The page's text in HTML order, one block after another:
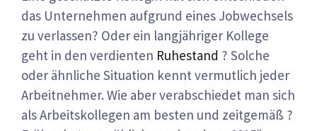
das Unternehmen aufgrund eines Jobwechsels
zu verlassen? Oder ein langjähriger Kollege
geht in den verdienten Ruhestand ? Solche
oder ähnliche Situation kennt vermutlich jeder
Arbeitnehmer. Wie aber verabschiedet man sich
als Arbeitskollegen am besten und zeitgemäß ?